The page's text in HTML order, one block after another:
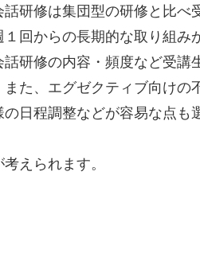
研修は集団型の研修と比べ
回からの長期的な取り組み
研修の内容・頻度など受講
た、エグゼクティブ向けの
日程調整などが容易な点も
えられます。